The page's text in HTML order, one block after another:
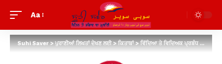
Aa
Suhi Saver>ਪੁਰਾਣੀਆਂ ਲਿਖਤਾਂ ਦੇਖਣ ਲਈ>ਕਿਤਾਬਾਂ>ਵਿੱਦਿਆ ਤੇ ਵਿਦਿਅਕ ਪ੍ਰਬੰਧ ਪ੍ਰਤੀ ਫਿਕਰਮੰਦ ਹਰ ਸ਼ਖ਼ਸ ਦੇ ਪੜ੍ਹਣਯੋਗ ਦਸਤਾਵੇਜ਼ -ਗੁਰਮੀਤ ਸੁਖਪੁਰਾ